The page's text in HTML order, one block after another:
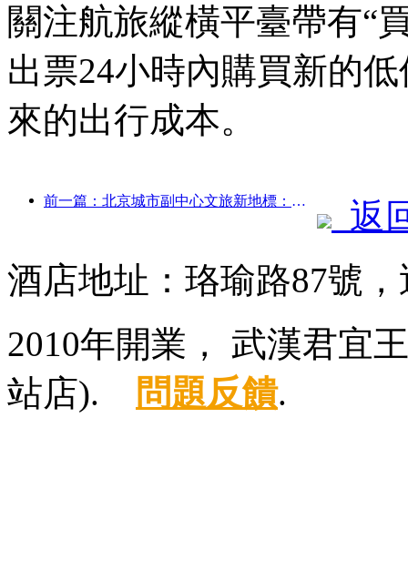
關注航旅縱橫平臺帶有“
出票24小時內購買新的
來的出行成本。
前一篇：北京城市副中心文旅新地標：頂點公園將于今年正式亮相
返
酒店地址：珞瑜路87號
2010年開業， 武漢君宜
站店).
問題反饋.